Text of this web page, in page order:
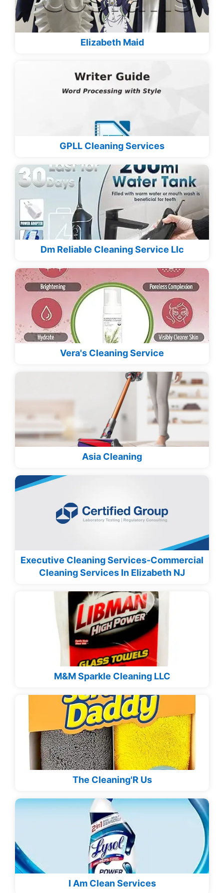
Elizabeth Maid
GPLL Cleaning Services
Dm Reliable Cleaning Service Llc
Vera's Cleaning Service
Asia Cleaning
Executive Cleaning Services-Commercial
Cleaning Services In Elizabeth NJ
M&M Sparkle Cleaning LLC
The Cleaning'R Us
I Am Clean Services